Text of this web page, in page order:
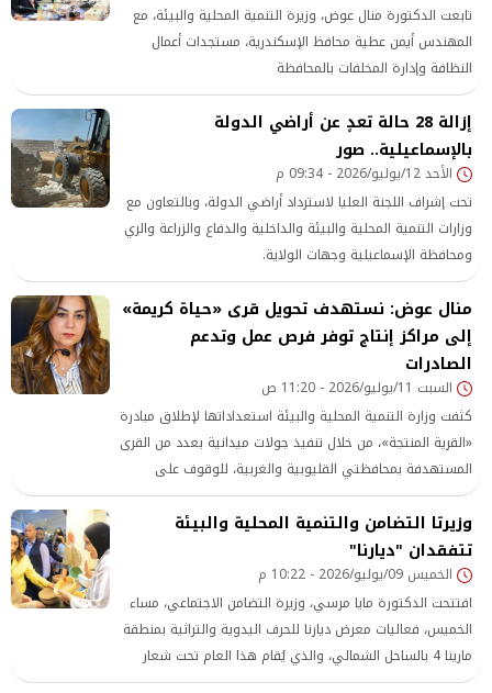
تابعت الدكتورة منال عوض، وزيرة التنمية المحلية والبيئة، مع
المهندس أيمن عطية محافظ الإسكندرية، مستجدات أعمال
النظافة وإدارة المخلفات بالمحافظة
إزالة 28 حالة تعدٍ عن أراضي الدولة
بالإسماعيلية.. صور
الأحد 12/يوليو/2026 - 09:34 م
تحت إشراف اللجنة العليا لاسترداد أراضي الدولة، وبالتعاون مع
وزارات التنمية المحلية والبيئة والداخلية والدفاع والزراعة والري
ومحافظة الإسماعيلية وجهات الولاية.
منال عوض: نستهدف تحويل قرى «حياة كريمة»
إلى مراكز إنتاج توفر فرص عمل وتدعم
الصادرات
السبت 11/يوليو/2026 - 11:20 ص
كثفت وزارة التنمية المحلية والبيئة استعداداتها لإطلاق مبادرة
«القرية المنتجة»، من خلال تنفيذ جولات ميدانية بعدد من القرى
المستهدفة بمحافظتي القليوبية والغربية، للوقوف على
جاهزية المواقع المقترحة للمشروعات الإنتاجية، والتأكد من
ملاءمتها فنيًا تمهيدًا لبدء التنفيذ. مبادرة «حياة كريمة»
ووجهت الدكتورة
وزيرتا التضامن والتنمية المحلية والبيئة
تتفقدان "ديارنا"
الخميس 09/يوليو/2026 - 10:22 م
افتتحت الدكتورة مايا مرسي، وزيرة التضامن الاجتماعي، مساء
الخميس، فعاليات معرض ديارنا للحرف اليدوية والتراثية بمنطقة
مارينا 4 بالساحل الشمالي، والذي يُقام هذا العام تحت شعار
مصر بتتكلم حرفي ،